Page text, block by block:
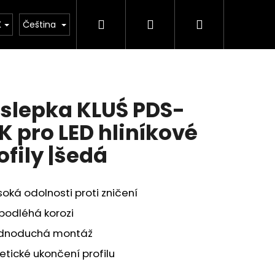
Čeština Hledat PřihlášeníNákupní
KLUŚ PDS-
pro LED hliníkové
|šedá
odolnosti proti zničení
korozi
montáž
ukončení profilu